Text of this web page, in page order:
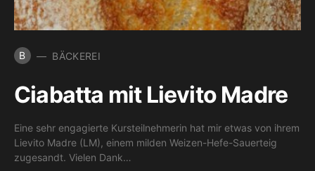
B BÄCKEREI
Ciabatta mit Lievito Madre
Eine sehr engagierte Kursteilnehmerin hat mir etwas von ihrem
Lievito Madre (LM), einem milden Weizen-Hefe-Sauerteig
zugesandt. Vielen Dank…